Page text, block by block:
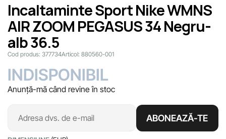
Incaltaminte Sport Nike WMNS
AIR ZOOM PEGASUS 34 Negru-
alb 36.5
Cod produs: 377734Articol: 880560-001
INDISPONIBIL
Anunță-mă când revine în stoc
ABONEAZĂ-TE